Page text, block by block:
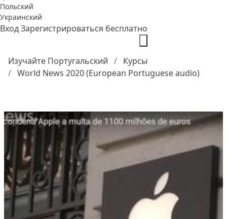
Польский
Украинский
ВходЗарегистрироваться бесплатно
Изучайте Португальский
Курсы
World News 2020 (European Portuguese audio)